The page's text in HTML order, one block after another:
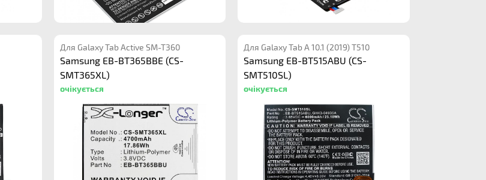
Для Galaxy Tab Active SM-T360
Samsung EB-BT365BBE (CS-
SMT365XL)
очікується
Для Galaxy Tab A 10.1 (2019) T510
Samsung EB-BT515ABU (CS-
SMT510SL)
очікується